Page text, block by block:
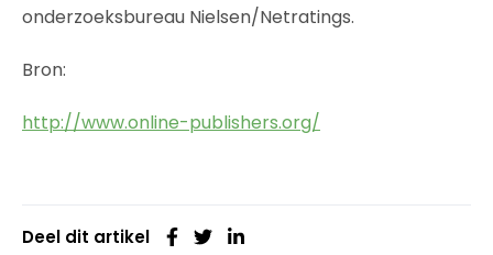
onderzoeksbureau Nielsen/Netratings.
Bron:
http://www.online-publishers.org/
Deel dit artikel